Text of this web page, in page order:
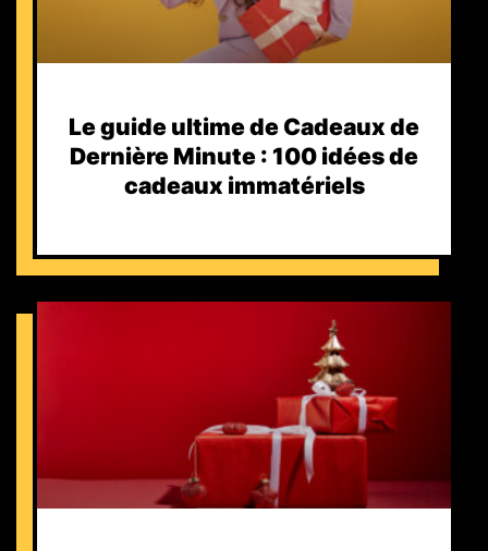
Le guide ultime de Cadeaux de
Dernière Minute : 100 idées de
cadeaux immatériels